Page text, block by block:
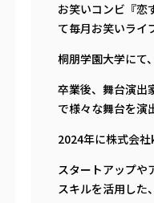
お笑いコンビ『恋
て毎月お笑いライ
桐朋学園大学にて
卒業後、舞台演出
で様々な舞台を演
2024年に株式会
スタートアップや
スキルを活用した、